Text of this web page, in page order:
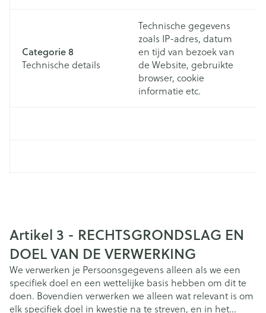
Categorie 8
Technische details
Technische gegevens
zoals IP-adres, datum
en tijd van bezoek van
de Website, gebruikte
browser, cookie
informatie etc.
Artikel 3 - RECHTSGRONDSLAG EN
DOEL VAN DE VERWERKING
We verwerken je Persoonsgegevens alleen als we een
specifiek doel en een wettelijke basis hebben om dit te
doen. Bovendien verwerken we alleen wat relevant is om
elk specifiek doel in kwestie na te streven, en in het